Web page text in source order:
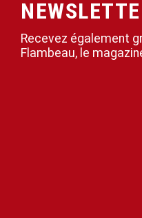
Recevez également
Flambeau, le